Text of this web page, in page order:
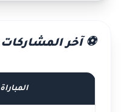
⚽ آخر المشاركات
المباراة